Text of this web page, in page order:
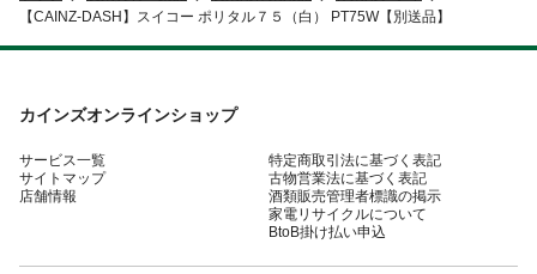
【CAINZ-DASH】スイコー ポリタル７５（白） PT75W【別送品】
カインズオンラインショップ
サービス一覧
サイトマップ
店舗情報
特定商取引法に基づく表記
古物営業法に基づく表記
酒類販売管理者標識の掲示
家電リサイクルについて
BtoB掛け払い申込